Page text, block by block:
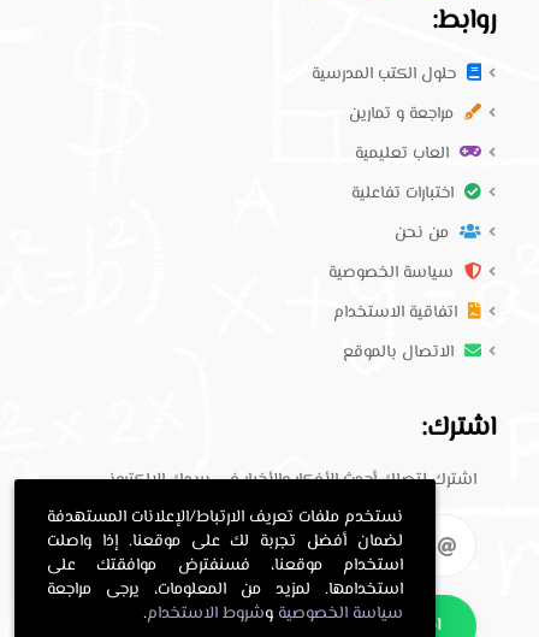
روابط:
حلول الكتب المدرسية
مراجعة و تمارين
العاب تعليمية
اختبارات تفاعلية
من نحن
سياسة الخصوصية
اتفاقية الاستخدام
الاتصال بالموقع
اشترك:
اشترك لتصلك أحدث الأفكار والأخبار في بريدك الإلكتروني.
اشترك
نستخدم ملفات تعريف الارتباط/الإعلانات المستهدفة
لضمان أفضل تجربة لك على موقعنا. إذا واصلت
استخدام موقعنا، فسنفترض موافقتك على
استخدامها. لمزيد من المعلومات، يرجى مراجعة
سياسة الخصوصية وشروط الاستخدام.